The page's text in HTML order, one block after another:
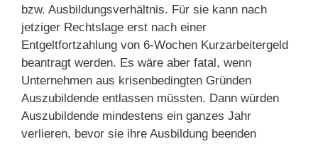
bzw. Ausbildungsverhältnis. Für sie kann nach
jetziger Rechtslage erst nach einer
Entgeltfortzahlung von 6-Wochen Kurzarbeitergeld
beantragt werden. Es wäre aber fatal, wenn
Unternehmen aus krisenbedingten Gründen
Auszubildende entlassen müssten. Dann würden
Auszubildende mindestens ein ganzes Jahr
verlieren, bevor sie ihre Ausbildung beenden